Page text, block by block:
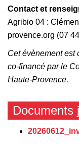
Contact et
Agribio 04 :
provence.org (07
Cet évènement est
co-financé par le
Haute-Provence.
Documents